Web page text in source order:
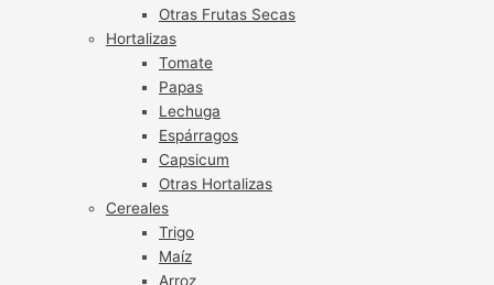
Otras Frutas Secas
Hortalizas
Tomate
Papas
Lechuga
Espárragos
Capsicum
Otras Hortalizas
Cereales
Trigo
Maíz
Arroz